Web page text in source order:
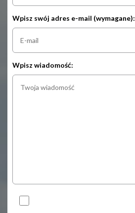
Wpisz swój adres e-mail (wymagane):
Wpisz wiadomość: